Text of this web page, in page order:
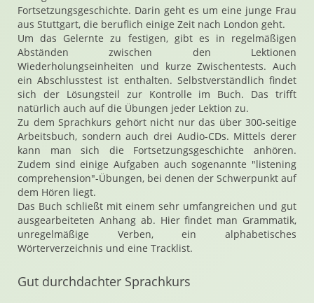
Fortsetzungsgeschichte. Darin geht es um eine junge Frau
aus Stuttgart, die beruflich einige Zeit nach London geht.
Um das Gelernte zu festigen, gibt es in regelmäßigen
Abständen zwischen den Lektionen
Wiederholungseinheiten und kurze Zwischentests. Auch
ein Abschlusstest ist enthalten. Selbstverständlich findet
sich der Lösungsteil zur Kontrolle im Buch. Das trifft
natürlich auch auf die Übungen jeder Lektion zu.
Zu dem Sprachkurs gehört nicht nur das über 300-seitige
Arbeitsbuch, sondern auch drei Audio-CDs. Mittels derer
kann man sich die Fortsetzungsgeschichte anhören.
Zudem sind einige Aufgaben auch sogenannte "listening
comprehension"-Übungen, bei denen der Schwerpunkt auf
dem Hören liegt.
Das Buch schließt mit einem sehr umfangreichen und gut
ausgearbeiteten Anhang ab. Hier findet man Grammatik,
unregelmäßige Verben, ein alphabetisches
Wörterverzeichnis und eine Tracklist.
Gut durchdachter Sprachkurs